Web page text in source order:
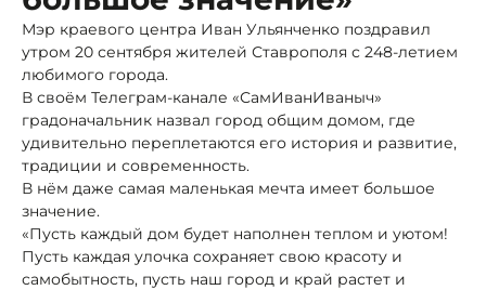
Мэр краевого центра Иван Ульянченко поздравил
утром 20 сентября жителей Ставрополя с 248-летием
любимого города.
В своём Телеграм-канале «СамИванИваныч»
градоначальник назвал город общим домом, где
удивительно переплетаются его история и развитие,
традиции и современность.
В нём даже самая маленькая мечта имеет большое
значение.
«Пусть каждый дом будет наполнен теплом и уютом!
Пусть каждая улочка сохраняет свою красоту и
самобытность, пусть наш город и край растет и